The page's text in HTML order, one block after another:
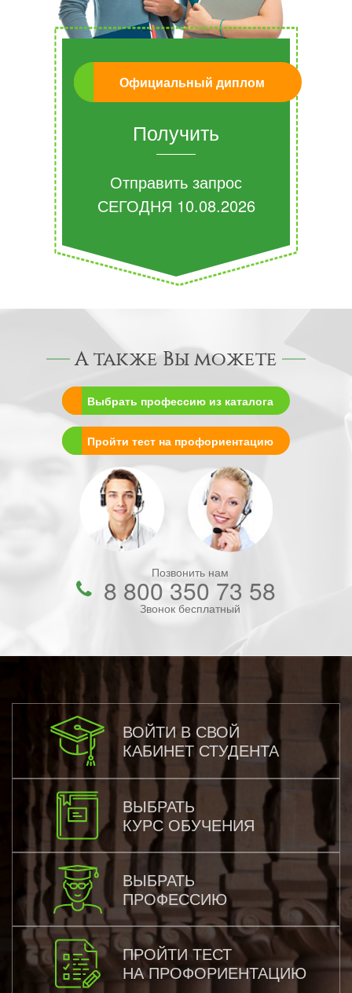
Официальный диплом
Получить
Отправить запрос
СЕГОДНЯ 10.08.2026
А также Вы можете
Выбрать профессию из каталога
Пройти тест на профориентацию
Позвонить нам
8 800 350 73 58
Звонок бесплатный
ВОЙТИ В СВОЙ
КАБИНЕТ СТУДЕНТА
ВЫБРАТЬ
КУРС ОБУЧЕНИЯ
ВЫБРАТЬ
ПРОФЕССИЮ
ПРОЙТИ ТЕСТ
НА ПРОФОРИЕНТАЦИЮ